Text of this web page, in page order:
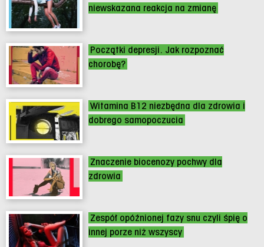
niewskazana reakcja na zmianę
Początki depresji. Jak rozpoznać
chorobę?
Witamina B12 niezbędna dla zdrowia i
dobrego samopoczucia
Znaczenie biocenozy pochwy dla
zdrowia
Zespół opóźnionej fazy snu czyli śpię o
innej porze niż wszyscy